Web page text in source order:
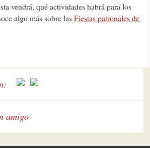
vendrá, qué actividades habrá para los
algo más sobre las Fiestas patronales de
amigo